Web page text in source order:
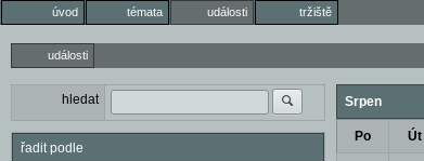
úvod témata události tržiště
události
hledat
řadit podle
Srpen
Po Út